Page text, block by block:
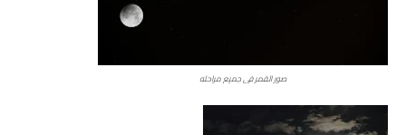
صور القمر في جميع مراحله